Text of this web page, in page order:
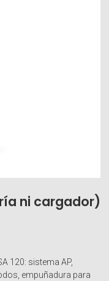
ni cargador)
120: sistema AP,
empuñadura para